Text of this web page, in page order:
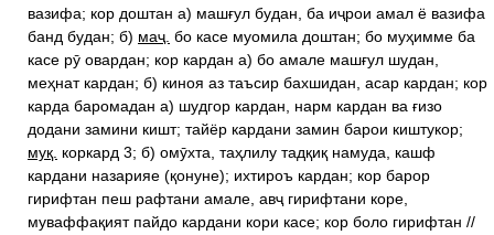
вазифа; кор доштан а) машғул будан, ба иҷрои амал ё вазифа
банд будан; б) маҷ. бо касе муомила доштан; бо муҳимме ба
касе рӯ овардан; кор кардан а) бо амале машғул шудан,
меҳнат кардан; б) киноя аз таъсир бахшидан, асар кардан; кор
карда баромадан а) шудгор кардан, нарм кардан ва ғизо
додани замини кишт; тайёр кардани замин барои киштукор;
муқ. коркард 3; б) омӯхта, таҳлилу тадқиқ намуда, кашф
кардани назарияе (қонуне); ихтироъ кардан; кор барор
гирифтан пеш рафтани амале, авҷ гирифтани коре,
муваффақият пайдо кардани кори касе; кор боло гирифтан //